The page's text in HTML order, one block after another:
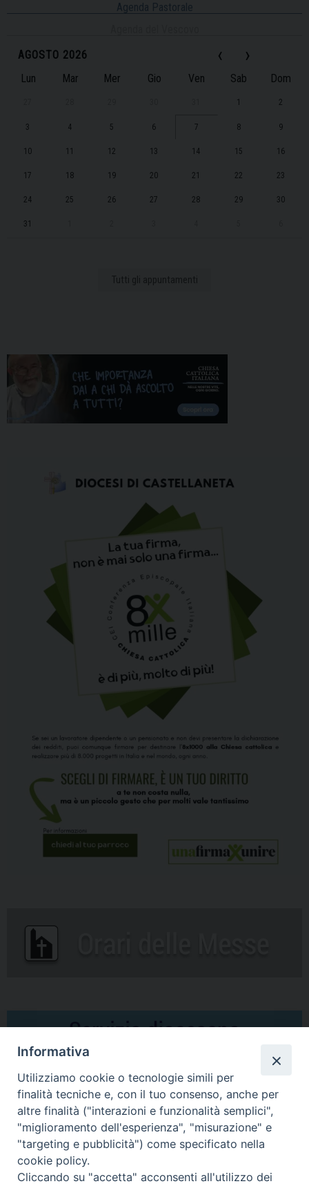
Agenda Pastorale
‹
AGOSTO 2026 ›
Lun Mar Mer Gio Ven Sab Dom
1 2
3 4 5 6 7 8 9
10 11 12 13 14 15 16
17 18 19 20 21 22 23
24 25 26 27 28 29 30
31
Tutti gli appuntamenti
Comunicati Stampa
Il cordoglio dei Vescovi di Puglia per la morte di S.E.R. Mons. Agostino
Superbo
Informativa
Utilizziamo cookie o tecnologie simili per
finalità tecniche e, con il tuo consenso, anche per
altre finalità ("interazioni e funzionalità semplici",
"miglioramento dell'esperienza", "misurazione" e
"targeting e pubblicità") come specificato nella
cookie policy.
Cliccando su "accetta" acconsenti all'utilizzo dei